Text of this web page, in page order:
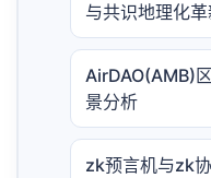
与共识地理化
AirDAO(AMB)
景分析
zk预言机与zk